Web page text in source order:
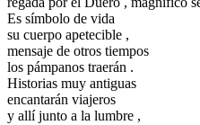
Es símbolo de vida
su cuerpo apetecible ,
mensaje de otros tiempos
los pámpanos traerán .
Historias muy antiguas
encantarán viajeros
y allí junto a la lumbre ,